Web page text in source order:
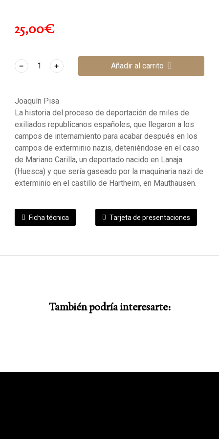
25,00€
﹣ ﹢ Añadir al carrito
Joaquín Pisa
La historia del proceso de deportación de miles de
exiliados republicanos españoles, que llegaron a los
campos de internamiento para acabar después en los
campos de exterminio nazis, deteniéndose en el caso
de Mariano Carilla, un deportado nacido en Lanaja
(Huesca) y que sería gaseado por la maquinaria nazi de
exterminio en el castillo de Hartheim, en Mauthausen.
Ficha técnica Tarjeta de presentaciones
También podría interesarte: